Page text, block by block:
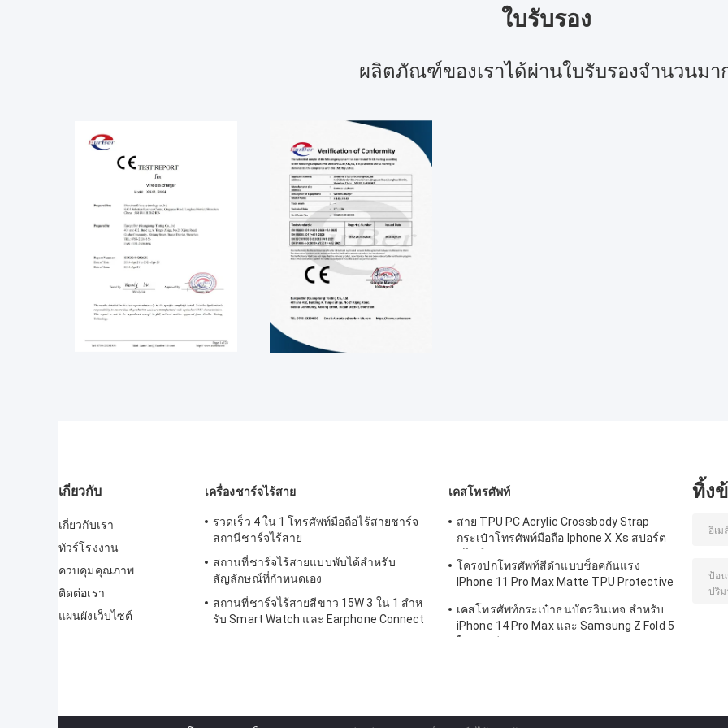
ใบรับรอง
ผลิตภัณฑ์ของเราได้ผ่านใบรับรองจำนวนมา
เกี่ยวกับ
เกี่ยวกับเรา
ทัวร์โรงงาน
ควบคุมคุณภาพ
ติดต่อเรา
แผนผังเว็บไซต์
เครื่องชาร์จไร้สาย
รวดเร็ว 4 ใน 1 โทรศัพท์มือถือไร้สายชาร์จ
สถานีชาร์จไร้สาย
สถานที่ชาร์จไร้สายแบบพับได้สําหรับ
สัญลักษณ์ที่กําหนดเอง
สถานที่ชาร์จไร้สายสีขาว 15W 3 ใน 1 สําห
รับ Smart Watch และ Earphone Connect
เคสโทรศัพท์
สาย TPU PC Acrylic Crossbody Strap
กระเป๋าโทรศัพท์มือถือ Iphone X Xs สปอร์ต
โครงปกโทรศัพท์สีดําแบบช็อคกันแรง
IPhone 11 Pro Max Matte TPU Protective
เคสโทรศัพท์กระเป๋าธนบัตรวินเทจ สําหรับ
iPhone 14 Pro Max และ Samsung Z Fold 5
ทิ้ง